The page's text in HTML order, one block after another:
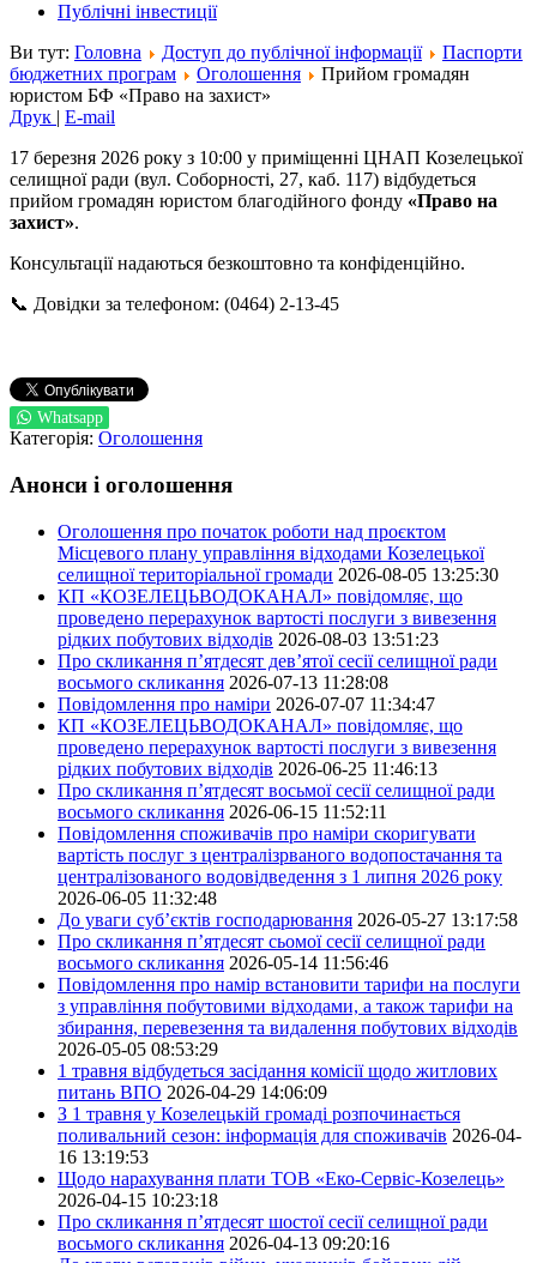
Публічні інвестиції
Ви тут: Головна Доступ до публічної інформації
Паспорти
бюджетних програм
Оголошення
Прийом громадян
юристом БФ «Право на захист»
Друк | E-mail
17 березня 2026 року з 10:00 у приміщенні ЦНАП Козелецької
селищної ради (вул. Соборності, 27, каб. 117) відбудеться
прийом громадян юристом благодійного фонду «Право на
захист».
Консультації надаються безкоштовно та конфіденційно.
📞 Довідки за телефоном: (0464) 2-13-45
Whatsapp
Категорія: Оголошення
Анонси і оголошення
Оголошення про початок роботи над проєктом
Місцевого плану управління відходами Козелецької
селищної територіальної громади 2026-08-05 13:25:30
КП «КОЗЕЛЕЦЬВОДОКАНАЛ» повідомляє, що
проведено перерахунок вартості послуги з вивезення
рідких побутових відходів 2026-08-03 13:51:23
Про скликання п’ятдесят дев’ятої сесії селищної ради
восьмого скликання 2026-07-13 11:28:08
Повідомлення про наміри 2026-07-07 11:34:47
КП «КОЗЕЛЕЦЬВОДОКАНАЛ» повідомляє, що
проведено перерахунок вартості послуги з вивезення
рідких побутових відходів 2026-06-25 11:46:13
Про скликання п’ятдесят восьмої сесії селищної ради
восьмого скликання 2026-06-15 11:52:11
Повідомлення споживачів про наміри скоригувати
вартість послуг з централізрваного водопостачання та
централізованого водовідведення з 1 липня 2026 року
2026-06-05 11:32:48
До уваги суб’єктів господарювання 2026-05-27 13:17:58
Про скликання п’ятдесят сьомої сесії селищної ради
восьмого скликання 2026-05-14 11:56:46
Повідомлення про намір встановити тарифи на послуги
з управління побутовими відходами, а також тарифи на
збирання, перевезення та видалення побутових відходів
2026-05-05 08:53:29
1 травня відбудеться засідання комісії щодо житлових
питань ВПО 2026-04-29 14:06:09
З 1 травня у Козелецькій громаді розпочинається
поливальний сезон: інформація для споживачів 2026-04-
16 13:19:53
Щодо нарахування плати ТОВ «Еко-Сервіс-Козелець»
2026-04-15 10:23:18
Про скликання п’ятдесят шостої сесії селищної ради
восьмого скликання 2026-04-13 09:20:16